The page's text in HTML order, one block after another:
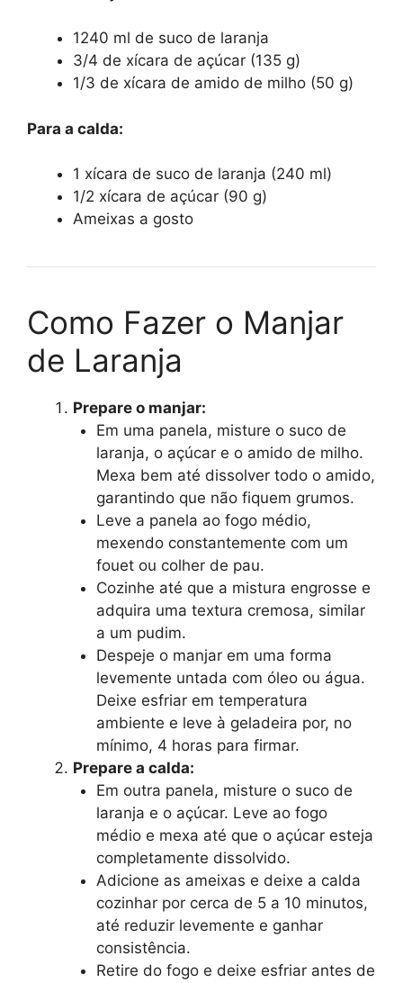
1240 ml de suco de laranja
3/4 de xícara de açúcar (135 g)
1/3 de xícara de amido de milho (50 g)
Para a calda:
1 xícara de suco de laranja (240 ml)
1/2 xícara de açúcar (90 g)
Ameixas a gosto
Como Fazer o Manjar
de Laranja
Prepare o manjar:
Em uma panela, misture o suco de
laranja, o açúcar e o amido de milho.
Mexa bem até dissolver todo o amido,
garantindo que não fiquem grumos.
Leve a panela ao fogo médio,
mexendo constantemente com um
fouet ou colher de pau.
Cozinhe até que a mistura engrosse e
adquira uma textura cremosa, similar
a um pudim.
Despeje o manjar em uma forma
levemente untada com óleo ou água.
Deixe esfriar em temperatura
ambiente e leve à geladeira por, no
mínimo, 4 horas para firmar.
Prepare a calda:
Em outra panela, misture o suco de
laranja e o açúcar. Leve ao fogo
médio e mexa até que o açúcar esteja
completamente dissolvido.
Adicione as ameixas e deixe a calda
cozinhar por cerca de 5 a 10 minutos,
até reduzir levemente e ganhar
consistência.
Retire do fogo e deixe esfriar antes de